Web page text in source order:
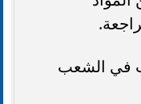
في الشعب